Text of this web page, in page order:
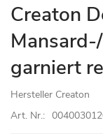
Zum
Anfang
der
springen
Creaton
garniert
Hersteller Creaton
Art. Nr.: